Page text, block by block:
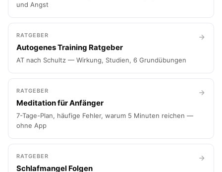
und Angst
RATGEBER
Autogenes Training Ratgeber
AT nach Schultz — Wirkung, Studien, 6 Grundübungen
RATGEBER
Meditation für Anfänger
7-Tage-Plan, häufige Fehler, warum 5 Minuten reichen —
ohne App
RATGEBER
Schlafmangel Folgen